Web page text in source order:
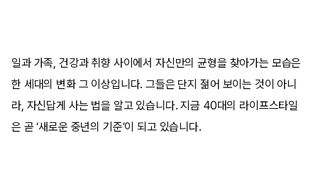
일과 가족, 건강과 취향 사이에서 자신만의 균형을 찾아가는 모습은
한 세대의 변화 그 이상입니다.그들은 단지 젊어 보이는 것이 아니
라, 자신답게 사는 법을 알고 있습니다. 지금 40대의 라이프스타일
은 곧 ‘새로운 중년의 기준’이 되고 있습니다.